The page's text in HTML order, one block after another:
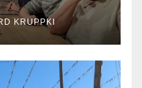
KRUPPKI